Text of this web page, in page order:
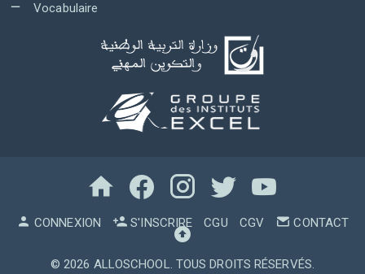
Vocabulaire
CONNEXION S'INSCRIRE CGU CGV CONTACT
© 2026 ALLOSCHOOL. TOUS DROITS RÉSERVÉS.